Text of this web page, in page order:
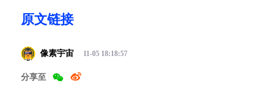
原文链接
像素宇宙 11-05 18:18:57
分享至